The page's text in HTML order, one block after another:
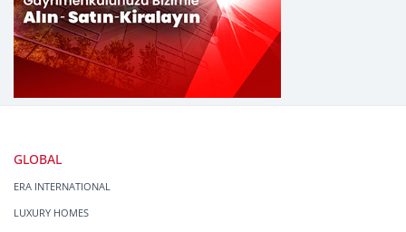
GLOBAL
ERA INTERNATIONAL
LUXURY HOMES